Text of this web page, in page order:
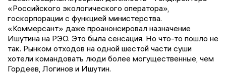
«Российского экологического оператора»,
госкорпорации с функцией министерства.
«Коммерсант» даже проанонсировал назначение
Ишутина на РЭО. Это была сенсация. Но что-то пошло не
так. Рынком отходов на одной шестой части суши
хотели командовать люди более могущественные, чем
Гордеев, Логинов и Ишутин.